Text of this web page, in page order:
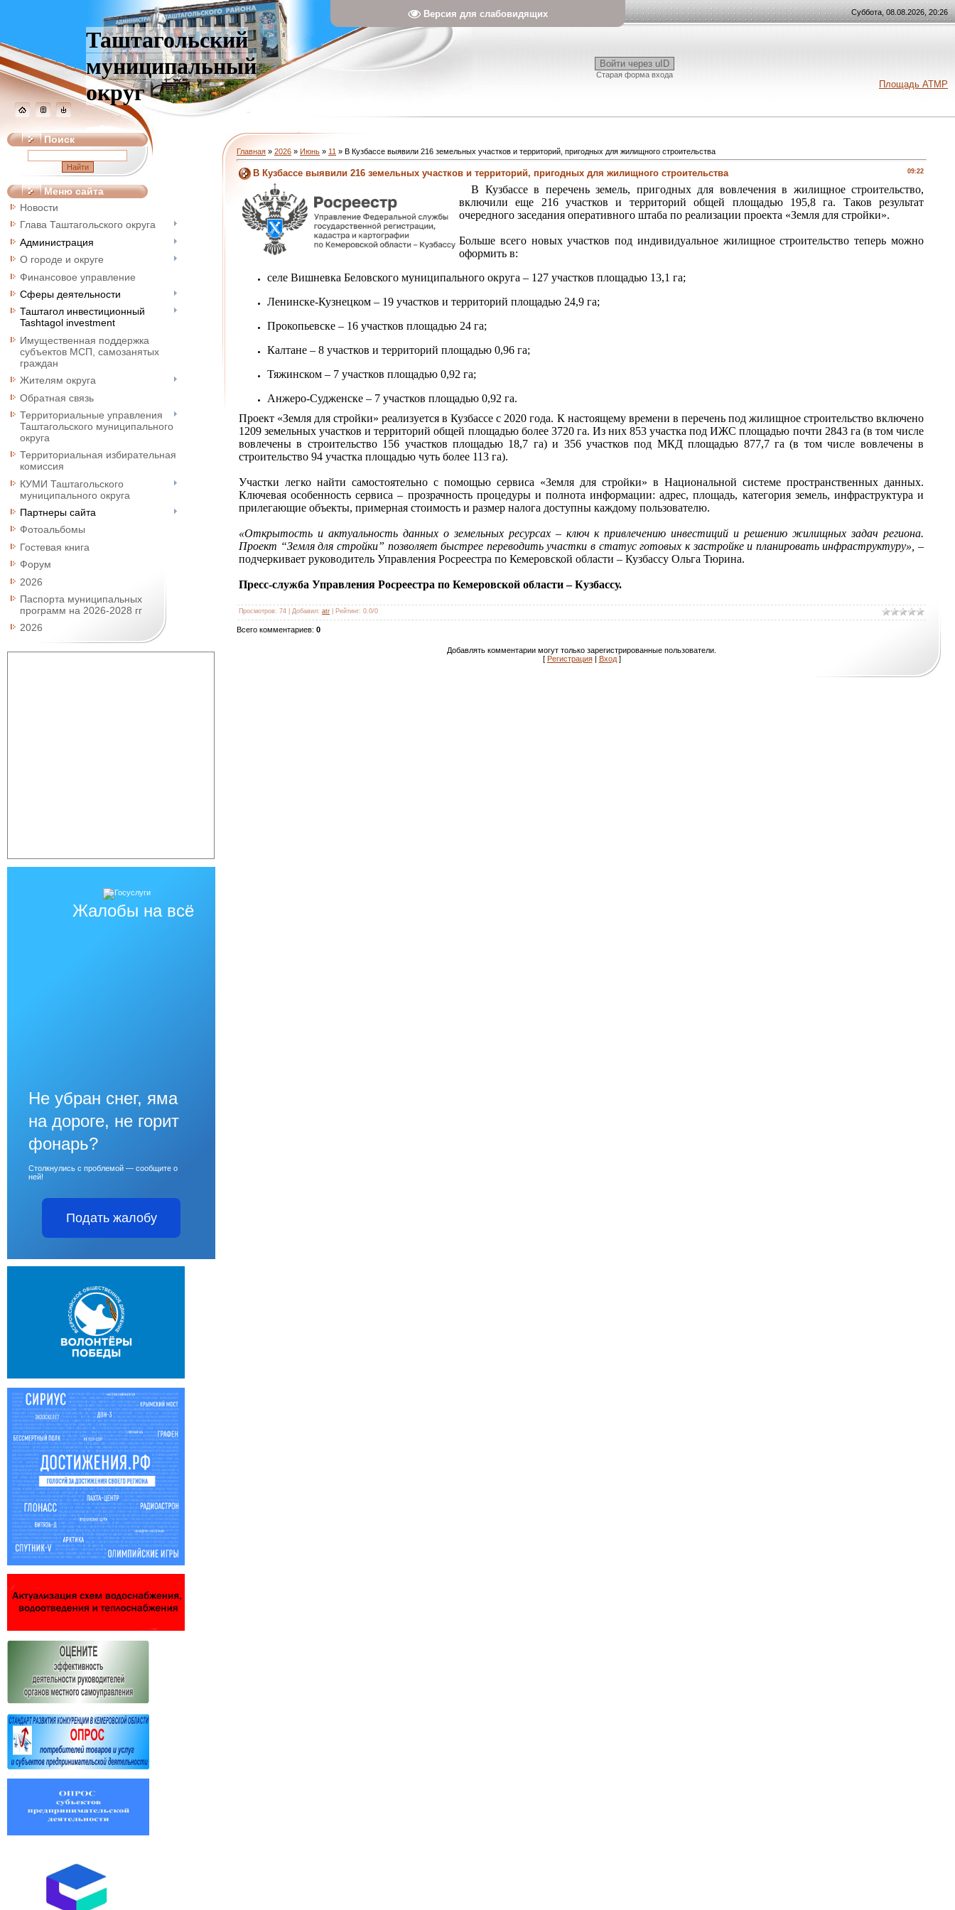
Версия для слабовидящих
Таштагольский
муниципальный
округ
Суббота, 08.08.2026, 20:26
Войти через uID
Старая форма входа
Площадь АТМР
Поиск
Меню сайта
Новости
Глава Таштагольского округа
Администрация
О городе и округе
Финансовое управление
Сферы деятельности
Таштагол инвестиционный
Tashtagol investment
Имущественная поддержка
субъектов МСП, самозанятых
граждан
Жителям округа
Обратная связь
Территориальные управления
Таштагольского муниципального
округа
Территориальная избирательная
комиссия
КУМИ Таштагольского
муниципального округа
Партнеры сайта
Фотоальбомы
Гостевая книга
Форум
2026
Паспорта муниципальных
программ на 2026-2028 гг
2026
Жалобы на всё
Не убран снег, яма
на дороге, не горит
фонарь?
Столкнулись с проблемой — сообщите о
ней!
Подать жалобу
Главная » 2026 » Июнь » 11 » В Кузбассе выявили 216 земельных участков и территорий, пригодных для жилищного строительства
09:22
В Кузбассе выявили 216 земельных участков и территорий, пригодных для жилищного строительства
В Кузбассе в перечень земель, пригодных для вовлечения в жилищное строительство,
включили еще 216 участков и территорий общей площадью 195,8 га. Таков результат
очередного заседания оперативного штаба по реализации проекта «Земля для стройки».
Больше всего новых участков под индивидуальное жилищное строительство теперь можно
оформить в:
селе Вишневка Беловского муниципального округа – 127 участков площадью 13,1 га;
Ленинске-Кузнецком – 19 участков и территорий площадью 24,9 га;
Прокопьевске – 16 участков площадью 24 га;
Калтане – 8 участков и территорий площадью 0,96 га;
Тяжинском – 7 участков площадью 0,92 га;
Анжеро-Судженске – 7 участков площадью 0,92 га.
Проект «Земля для стройки» реализуется в Кузбассе с 2020 года. К настоящему времени в перечень под жилищное строительство включено
1209 земельных участков и территорий общей площадью более 3720 га. Из них 853 участка под ИЖС площадью почти 2843 га (в том числе
вовлечены в строительство 156 участков площадью 18,7 га) и 356 участков под МКД площадью 877,7 га (в том числе вовлечены в
строительство 94 участка площадью чуть более 113 га).
Участки легко найти самостоятельно с помощью сервиса «Земля для стройки» в Национальной системе пространственных данных.
Ключевая особенность сервиса – прозрачность процедуры и полнота информации: адрес, площадь, категория земель, инфраструктура и
прилегающие объекты, примерная стоимость и размер налога доступны каждому пользователю.
«Открытость и актуальность данных о земельных ресурсах – ключ к привлечению инвестиций и решению жилищных задач региона.
Проект “Земля для стройки” позволяет быстрее переводить участки в статус готовых к застройке и планировать инфраструктуру», –
подчеркивает руководитель Управления Росреестра по Кемеровской области – Кузбассу Ольга Тюрина.
Пресс‑служба Управления Росреестра по Кемеровской области – Кузбассу.
Просмотров: 74 Добавил: atr Рейтинг: 0.0/0
Всего комментариев: 0
Добавлять комментарии могут только зарегистрированные пользователи.
[ Регистрация| Вход]